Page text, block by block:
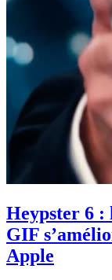
Heypster 6 :
GIF
Apple